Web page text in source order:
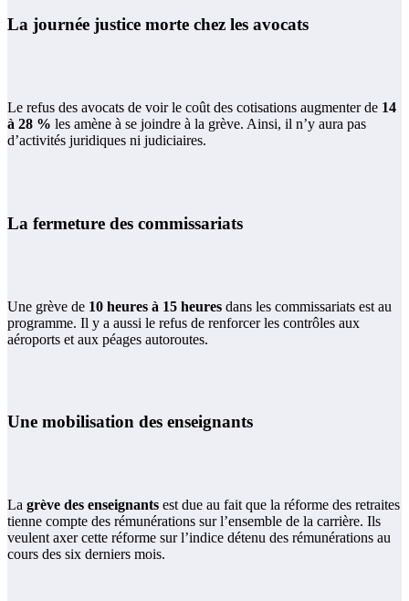
La journée justice morte chez les avocats
Le refus des avocats de voir le coût des cotisations augmenter de 14
à 28 % les amène à se joindre à la grève. Ainsi, il n’y aura pas
d’activités juridiques ni judiciaires.
La fermeture des commissariats
Une grève de 10 heures à 15 heures dans les commissariats est au
programme. Il y a aussi le refus de renforcer les contrôles aux
aéroports et aux péages autoroutes.
Une mobilisation des enseignants
La grève des enseignants est due au fait que la réforme des retraites
tienne compte des rémunérations sur l’ensemble de la carrière. Ils
veulent axer cette réforme sur l’indice détenu des rémunérations au
cours des six derniers mois.